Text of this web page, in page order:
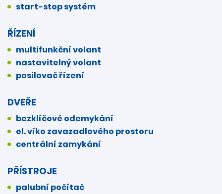
start-stop systém
ŘÍZENÍ
multifunkční volant
nastavitelný volant
posilovač řízení
DVEŘE
bezklíčové odemykání
el. víko zavazadlového prostoru
centrální zamykání
PŘÍSTROJE
palubní počítač